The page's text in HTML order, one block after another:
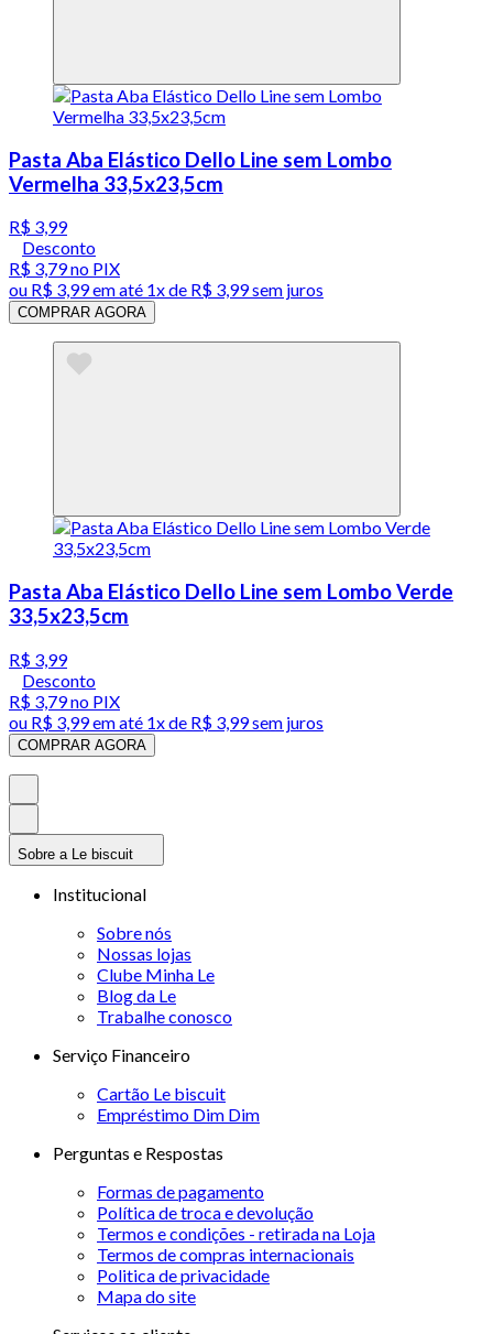
Pasta Aba Elástico Dello Line sem Lombo
Vermelha 33,5x23,5cm
R$ 3,99
Desconto
R$ 3,79no PIX
ou R$ 3,99em até 1x de R$ 3,99sem juros
COMPRAR AGORA
Pasta Aba Elástico Dello Line sem Lombo Verde
33,5x23,5cm
R$ 3,99
Desconto
R$ 3,79no PIX
ou R$ 3,99em até 1x de R$ 3,99sem juros
COMPRAR AGORA
Sobre a Le biscuit
Institucional
Sobre nós
Nossas lojas
Clube Minha Le
Blog da Le
Trabalhe conosco
Serviço Financeiro
Cartão Le biscuit
Empréstimo Dim Dim
Perguntas e Respostas
Formas de pagamento
Política de troca e devolução
Termos e condições - retirada na Loja
Termos de compras internacionais
Politica de privacidade
Mapa do site